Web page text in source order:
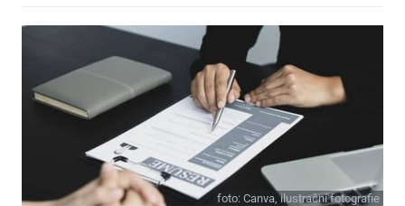
foto: Canva, ilustrační fotografie